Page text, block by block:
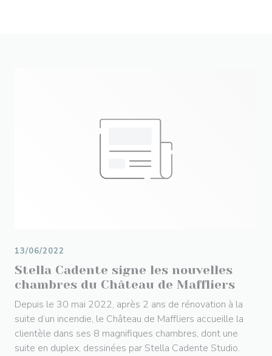
Stella Cadente signe les nouvelles
chambres du Château de Maffliers
13/06/2022
Depuis le 30 mai 2022, après 2 ans de rénovation à la
suite d’un incendie, le Château de Maffliers accueille la
clientèle dans ses 8 magnifiques chambres, dont une
suite en duplex, dessinées par Stella Cadente Studio.